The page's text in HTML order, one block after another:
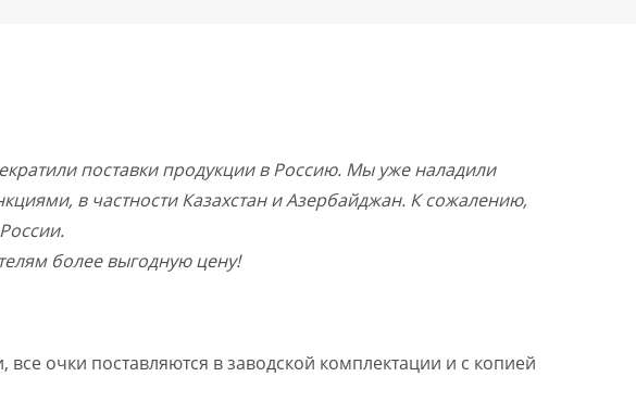
поставки продукции в Россию. Мы уже наладили
в частности Казахстан и Азербайджан. К сожалению,
более выгодную цену!
очки поставляются в заводской комплектации и с копией